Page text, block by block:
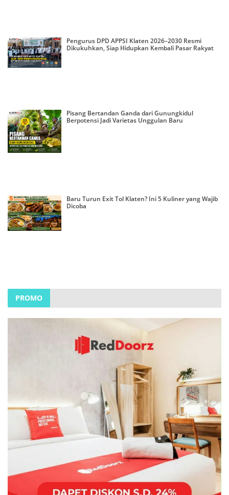
Pengurus DPD APPSI Klaten 2026–2030 Resmi
Dikukuhkan, Siap Hidupkan Kembali Pasar Rakyat
Pisang Bertandan Ganda dari Gunungkidul
Berpotensi Jadi Varietas Unggulan Baru
Baru Turun Exit Tol Klaten? Ini 5 Kuliner yang Wajib
Dicoba
PROMO